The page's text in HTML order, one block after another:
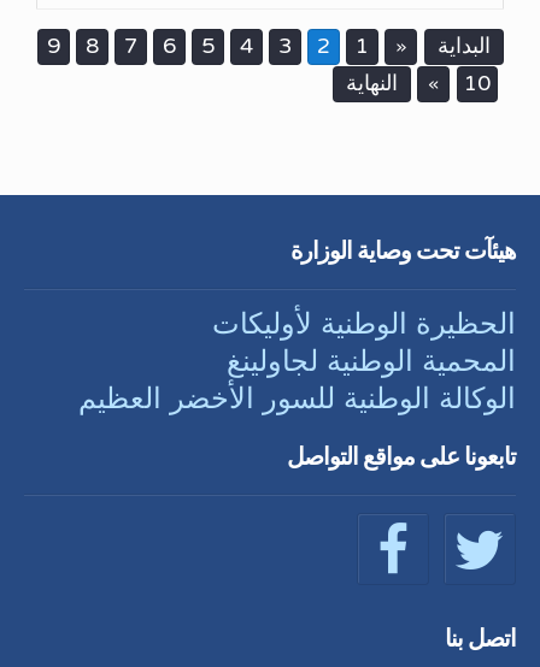
البداية «
1
2
3
4
5
6
7
8
9
10
» النهاية
هيئآت تحت وصاية الوزارة
الحظيرة الوطنية لأوليكات
المحمية الوطنية لجاولينغ
الوكالة الوطنية للسور الأخضر العظيم
تابعونا على مواقع التواصل
اتصل بنا